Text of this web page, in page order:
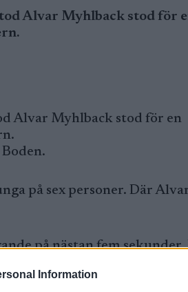
Information
Alvar Myhlback stod för
Alvar Myhlback stod för en
på sex personer. Där
på nästan fem sekunder.